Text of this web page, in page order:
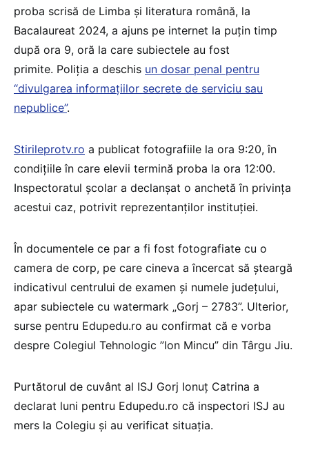
proba scrisă de Limba și literatura română, la
Bacalaureat 2024, a ajuns pe internet la puțin timp
după ora 9, oră la care subiectele au fost
primite. Poliția a deschis un dosar penal pentru
“divulgarea informațiilor secrete de serviciu sau
nepublice”.
Stirileprotv.ro a publicat fotografiile la ora 9:20, în
condițiile în care elevii termină proba la ora 12:00.
Inspectoratul școlar a declanșat o anchetă în privința
acestui caz, potrivit reprezentanților instituției.
În documentele ce par a fi fost fotografiate cu o
camera de corp, pe care cineva a încercat să șteargă
indicativul centrului de examen și numele județului,
apar subiectele cu watermark „Gorj – 2783”. Ulterior,
surse pentru Edupedu.ro au confirmat că e vorba
despre Colegiul Tehnologic ”Ion Mincu” din Târgu Jiu.
Purtătorul de cuvânt al ISJ Gorj Ionuț Catrina a
declarat luni pentru Edupedu.ro că inspectori ISJ au
mers la Colegiu și au verificat situația.